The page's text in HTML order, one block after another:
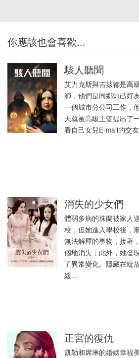
你應該也會喜歡...
駭人聽聞
艾力克斯與吉茲都是高
師，他們是同鄉知己好
一個城市分公司工作，
天就被高級主管提出了
看自己女兒E-mail的交
消失的少女們
體弱多病的珠蘭被家人
校，但她進入學校後，
無法解釋的事物，接著
個地消失；此外，她發
了異常變化。隱藏在綻
緩...
正宮的復仇
凱勒和席琳的婚姻幸福